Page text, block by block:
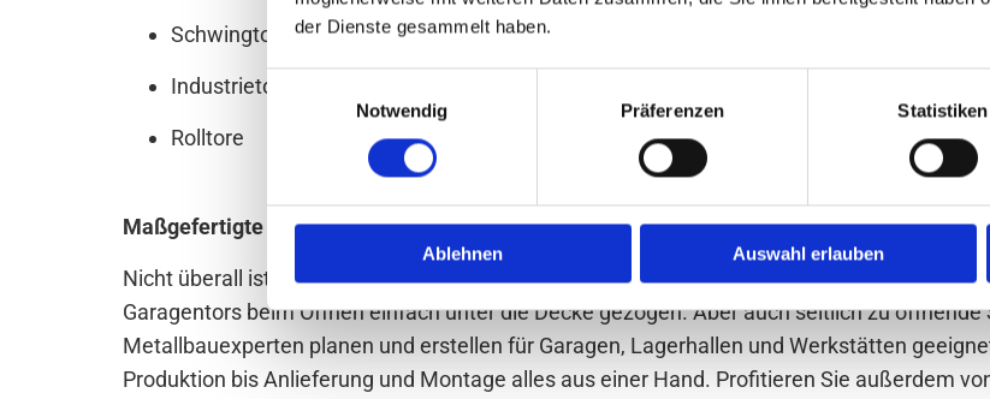
der Dienste gesammelt haben.
Einwilligungsauswahl
Notwendig
Präferenzen Statistiken
Ablehnen Auswahl erlauben
Schwingtore
Industrietore
Rolltore
Maßgefertigte Garagentore
Nicht überall ist genug Platz für ein klassisches Schwingtor. Rolltore sind eine praktische
Garagentors beim Öffnen einfach unter die Decke gezogen. Aber auch seitlich zu
Metallbauexperten planen und erstellen für Garagen, Lagerhallen und Werkstätten
Produktion bis Anlieferung und Montage alles aus einer Hand. Profitieren Sie außerdem